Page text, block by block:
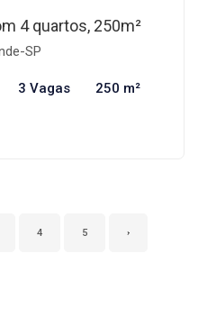
4 quartos, 250m²
SP
3 Vagas 250 m²
4 5 ›